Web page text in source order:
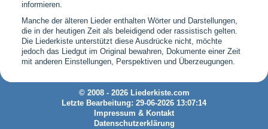
informieren.
Manche der älteren Lieder enthalten Wörter und Darstellungen,
die in der heutigen Zeit als beleidigend oder rassistisch gelten.
Die Liederkiste unterstützt diese Ausdrücke nicht, möchte
jedoch das Liedgut im Original bewahren, Dokumente einer Zeit
mit anderen Einstellungen, Perspektiven und Überzeugungen.
© 2008 - 2026 Liederkiste.com
Letzte Bearbeitung: 29-06-2026 13:07:14
Impressum & Kontakt
Datenschutzerklärung